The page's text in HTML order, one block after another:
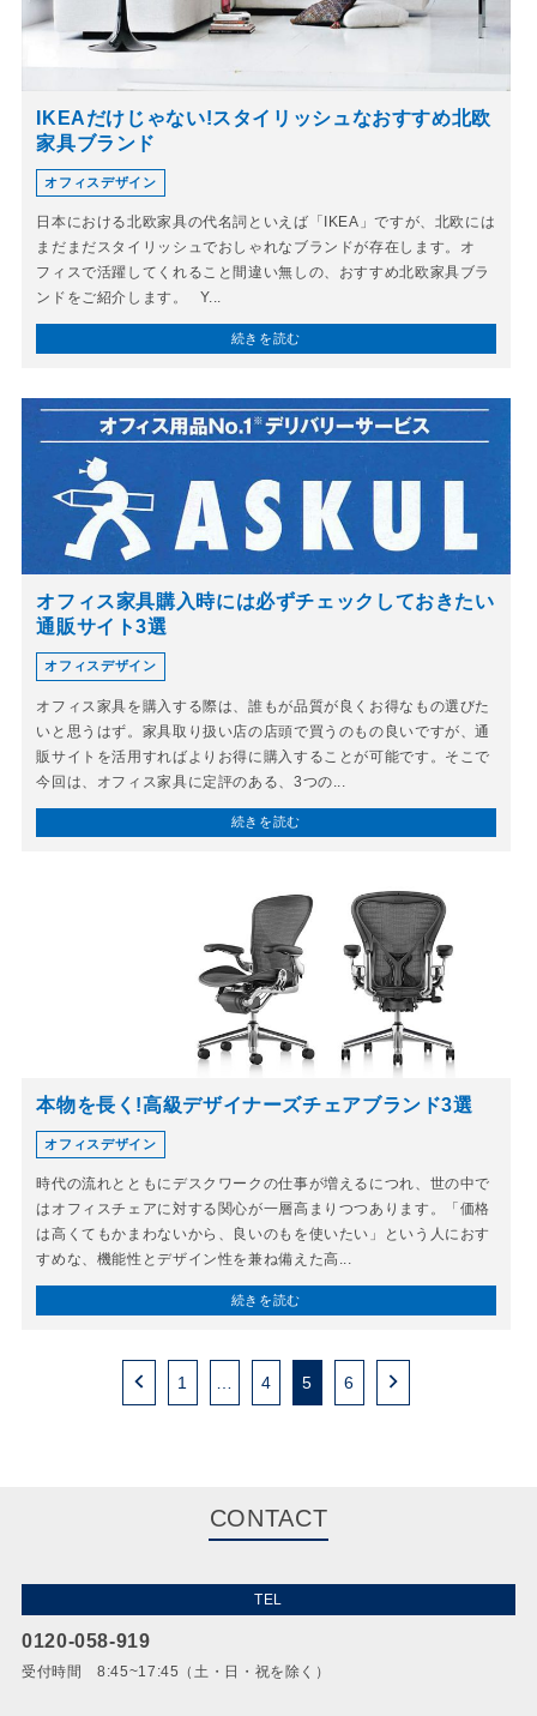
IKEAだけじゃない!スタイリッシュなおすすめ北欧
家具ブランド
オフィスデザイン
日本における北欧家具の代名詞といえば「IKEA」ですが、北欧には
まだまだスタイリッシュでおしゃれなブランドが存在します。オ
フィスで活躍してくれること間違い無しの、おすすめ北欧家具ブラ
ンドをご紹介します。 Y...
続きを読む
オフィス家具購入時には必ずチェックしておきたい
通販サイト3選
オフィスデザイン
オフィス家具を購入する際は、誰もが品質が良くお得なもの選びた
いと思うはず。家具取り扱い店の店頭で買うのもの良いですが、通
販サイトを活用すればよりお得に購入することが可能です。そこで
今回は、オフィス家具に定評のある、3つの...
続きを読む
本物を長く!高級デザイナーズチェアブランド3選
オフィスデザイン
時代の流れとともにデスクワークの仕事が増えるにつれ、世の中で
はオフィスチェアに対する関心が一層高まりつつあります。「価格
は高くてもかまわないから、良いのもを使いたい」という人におす
すめな、機能性とデザイン性を兼ね備えた高...
続きを読む
1 4 5 6
CONTACT
TEL
0120-058-919
受付時間 8:45~17:45（土・日・祝を除く）